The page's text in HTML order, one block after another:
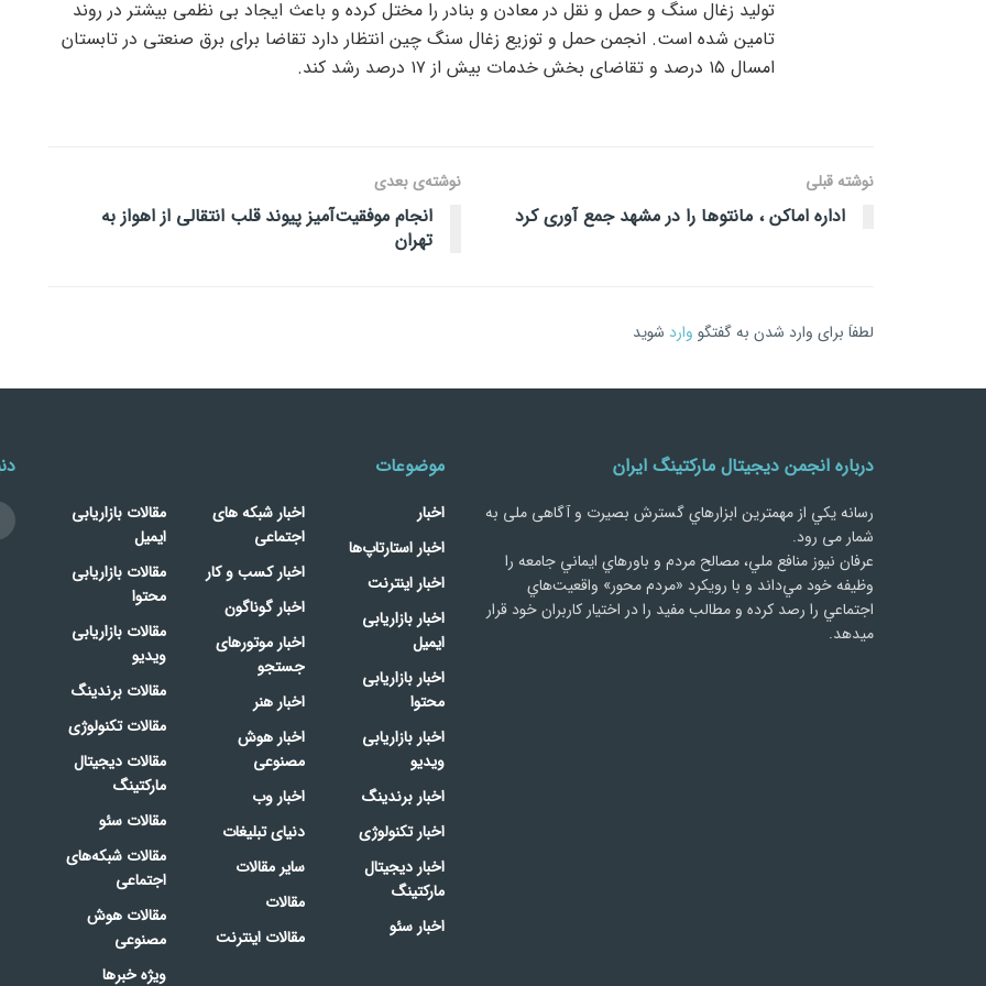
تولید زغال سنگ و حمل و نقل در معادن و بنادر را مختل کرده و باعث ایجاد بی نظمی بیشتر در روند
تامین شده است. انجمن حمل و توزیع زغال سنگ چین انتظار دارد تقاضا برای برق صنعتی در تابستان
امسال ۱۵ درصد و تقاضای بخش خدمات بیش از ۱۷ درصد رشد کند.
نوشته قبلی
اداره اماکن ، مانتوها را در مشهد جمع آوری کرد
نوشته‌ی بعدی
انجام موفقیت‌آمیز پیوند قلب انتقالی از اهواز به
تهران
لطفاَ برای وارد شدن به گفتگو وارد شوید
درباره انجمن دیجیتال مارکتینگ ایران
رسانه يكي از مهمترین ابزارهاي گسترش بصیرت و آگاهی ملی به
شمار می رود.
عرفان نیوز منافع ملي، مصالح مردم و باورهاي ايماني جامعه را
وظيفه خود مي‌داند و با رويكرد «مردم‌ محور» واقعيت‌هاي
اجتماعي را رصد کرده و مطالب مفید را در اختیار کاربران خود قرار
میدهد.
موضوعات
اخبار
اخبار استارتاپ‌ها
اخبار اینترنت
اخبار بازاریابی
ایمیل
اخبار بازاریابی
محتوا
اخبار بازاریابی
ویدیو
اخبار برندینگ
اخبار تکنولوژی
اخبار دیجیتال
مارکتینگ
اخبار سئو
اخبار شبکه های
اجتماعی
اخبار کسب و کار
اخبار گوناگون
اخبار موتورهای
جستجو
اخبار هنر
اخبار هوش
مصنوعی
اخبار وب
دنیای تبلیغات
سایر مقالات
مقالات
مقالات اینترنت
مقالات بازاریابی
ایمیل
مقالات بازاریابی
محتوا
مقالات بازاریابی
ویدیو
مقالات برندینگ
مقالات تکنولوژی
مقالات دیجیتال
مارکتینگ
مقالات سئو
مقالات شبکه‌های
اجتماعی
مقالات هوش
مصنوعی
ویژه خبرها